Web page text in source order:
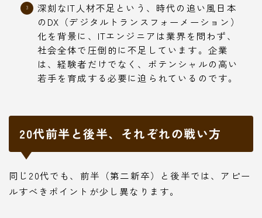
深刻なIT人材不足という、時代の追い風日本
のDX（デジタルトランスフォーメーション）
化を背景に、ITエンジニアは業界を問わず、
社会全体で圧倒的に不足しています。企業
は、経験者だけでなく、ポテンシャルの高い
若手を育成する必要に迫られているのです。
20代前半と後半、それぞれの戦い方
同じ20代でも、前半（第二新卒）と後半では、アピー
ルすべきポイントが少し異なります。